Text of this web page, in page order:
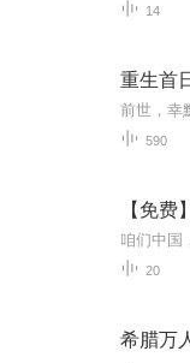
14
590
【免
20
希腊万